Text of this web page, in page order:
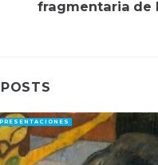
fragmentaria de
PRESENTACIONES